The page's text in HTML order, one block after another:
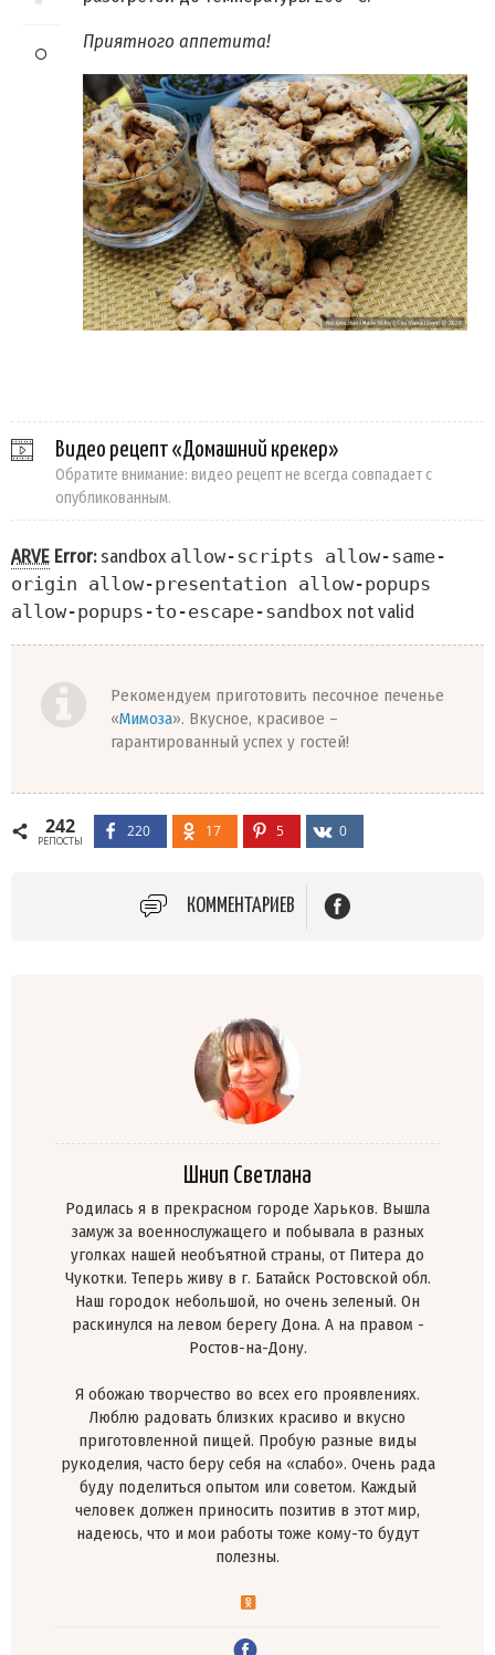
Приятного аппетита!
Видео рецепт «Домашний крекер»
Обратите внимание: видео рецепт не всегда совпадает с
опубликованным.
ARVE Error:sandbox allow-scripts allow-same-
origin allow-presentation allow-popups
allow-popups-to-escape-sandbox not valid
Рекомендуем приготовить песочное печенье
«Мимоза». Вкусное, красивое –
гарантированный успех у гостей!
242
РЕПОСТЫ
220 17 5 0
КОММЕНТАРИЕВ
Шнип Светлана
Родилась я в прекрасном городе Харьков. Вышла
замуж за военнослужащего и побывала в разных
уголках нашей необъятной страны, от Питера до
Чукотки. Теперь живу в г. Батайск Ростовской обл.
Наш городок небольшой, но очень зеленый. Он
раскинулся на левом берегу Дона. А на правом -
Ростов-на-Дону.
Я обожаю творчество во всех его проявлениях.
Люблю радовать близких красиво и вкусно
приготовленной пищей. Пробую разные виды
рукоделия, часто беру себя на «слабо». Очень рада
буду поделиться опытом или советом. Каждый
человек должен приносить позитив в этот мир,
надеюсь, что и мои работы тоже кому-то будут
полезны.